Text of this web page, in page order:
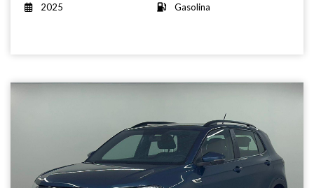
2025
Gasolina